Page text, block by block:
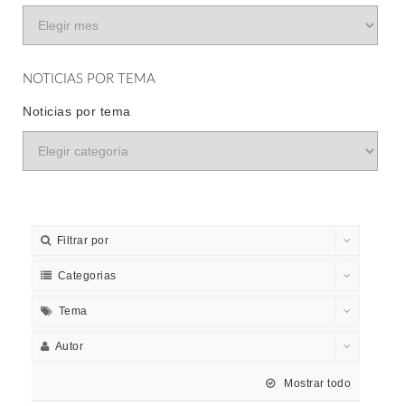
NOTICIAS POR TEMA
Noticias por tema
Filtrar por
Categorias
Tema
Autor
Mostrar todo